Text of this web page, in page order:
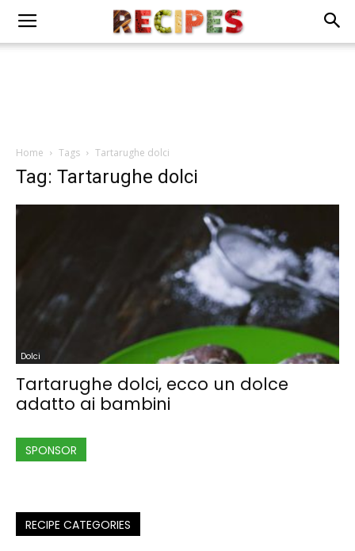
Home Tags Tartarughe dolci
Tag: Tartarughe dolci
Dolci
Tartarughe dolci, ecco un dolce
adatto ai bambini
SPONSOR
RECIPE CATEGORIES